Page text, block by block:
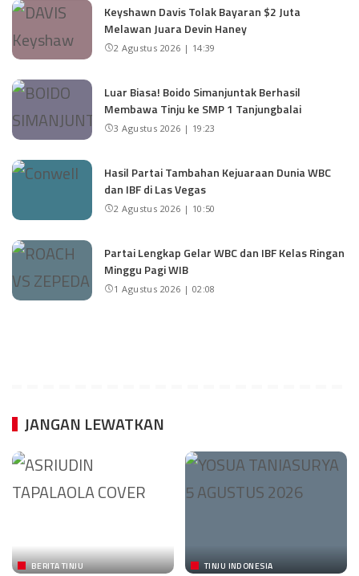
Keyshawn Davis Tolak Bayaran $2 Juta
Melawan Juara Devin Haney
2 Agustus 2026 | 14:39
Luar Biasa! Boido Simanjuntak Berhasil
Membawa Tinju ke SMP 1 Tanjungbalai
3 Agustus 2026 | 19:23
Hasil Partai Tambahan Kejuaraan Dunia WBC
dan IBF di Las Vegas
2 Agustus 2026 | 10:50
Partai Lengkap Gelar WBC dan IBF Kelas Ringan
Minggu Pagi WIB
1 Agustus 2026 | 02:08
JANGAN LEWATKAN
BERITA TINJU TINJU INDONESIA